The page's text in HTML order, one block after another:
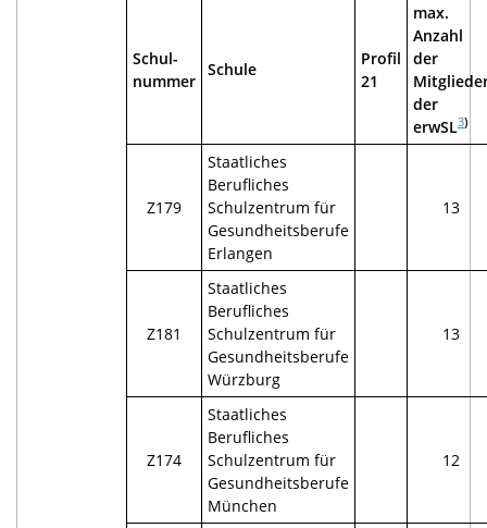
Schul-
nummer
Schule
Profil
21
max.
Anzahl
der
der
erwSL3)
Z179
Staatliches
Berufliches
Schulzentrum für
Gesundheitsberufe
Erlangen
13
Z181
Staatliches
Berufliches
Schulzentrum für
Gesundheitsberufe
Würzburg
13
Z174
Staatliches
Berufliches
Schulzentrum für
Gesundheitsberufe
München
12